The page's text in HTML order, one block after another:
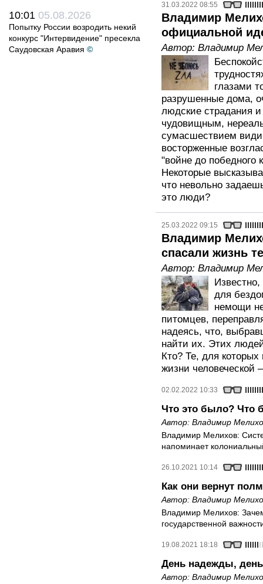
10:01 05.08.2026
Попытку России возродить некий
конкурс "Интервидение" пресекла
Саудовская Аравия ©
31.03.2022 08:55
Владимир
официальной
Автор: Владимир
глазами
разрушенные дома,
людские страдания
чудовищным,
сумасшествием
восторженные
"войне до победного
Некоторые
что невольно
это люди?
25.03.2022 09:15
Владимир
спасали жизнь
Автор: Владимир
для
немощи
питомцев,
надеясь, что,
найти их. Этих
Кто? Те, для
жизни человеческой
02.02.2022 10:33
Что это было? Что
Автор: Владимир
Владимир Мелихов:
напоминает
26.10.2021 10:14
Как они вернут
Автор: Владимир
Владимир Мелихов:
государственной
19.08.2021 18:18
День надежды,
Автор: Владимир